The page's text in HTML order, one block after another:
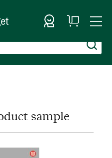
Sign In
My
Cart
sample